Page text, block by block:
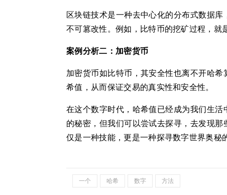
区块链技术是一种去中心化的分布式数据
不可篡改性。例如，比特币的挖矿过程，就
案例分析二：加密货币
加密货币如比特币，其安全性也离不开哈
希值，从而保证交易的真实性和安全性。
在这个数字时代，哈希值已经成为我们生
的秘密，但我们可以尝试去探寻，去发现
仅是一种技能，更是一种探寻数字世界奥秘
一个 哈希 数字 方法